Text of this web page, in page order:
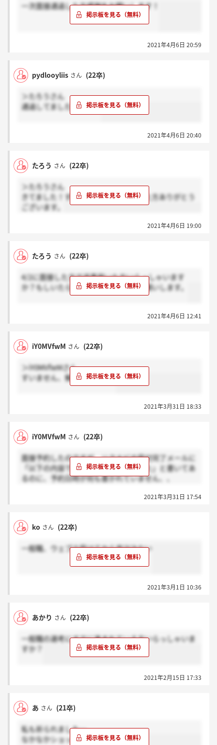
一次面接通過した方感謝をお願いします！
2021年4月6日 20:59
pydlooyliis さん (22卒)
＞たろうさん
通過してました、、？？
2021年4月6日 20:40
たろう さん (22卒)
＞たろうさん
きてました！すいません。押してくれた方ありがとう
ございます。
2021年4月6日 19:00
たろう さん (22卒)
4/2に面接した方で返事届いた方いらっしゃいます
か？もしいたらっしゃったら、感謝お願いします。
2021年4月6日 12:41
iY0MVfwM さん (22卒)
＞iY0MVfwMさん
すいません、解決しました。
2021年3月31日 18:33
iY0MVfwM さん (22卒)
面接予約したのですが、リクナビの受付完了メールに
「以下の内容でご予約を受け付けました」と書いてあ
るのに、予約日時が何も書かれていません、、
どなたか、予約確認方法などご存知でしたら教えてい
2021年3月31日 17:54
ko さん (22卒)
一般職、ウェブテ受けてから音沙汰ない
2021年3月1日 10:36
あかり さん (22卒)
一般職の選考にすでに進まれている方いらっしゃいま
すか？
2021年2月15日 17:33
あ さん (21卒)
私も祈られました…
なかなかショックです…笑